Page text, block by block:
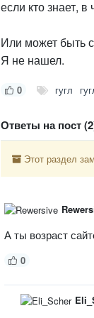
если кто знает, в
Или может быть
Я не нашел.
0 гугл
Ответы на пост
Этот раздел
А ты возраст
0